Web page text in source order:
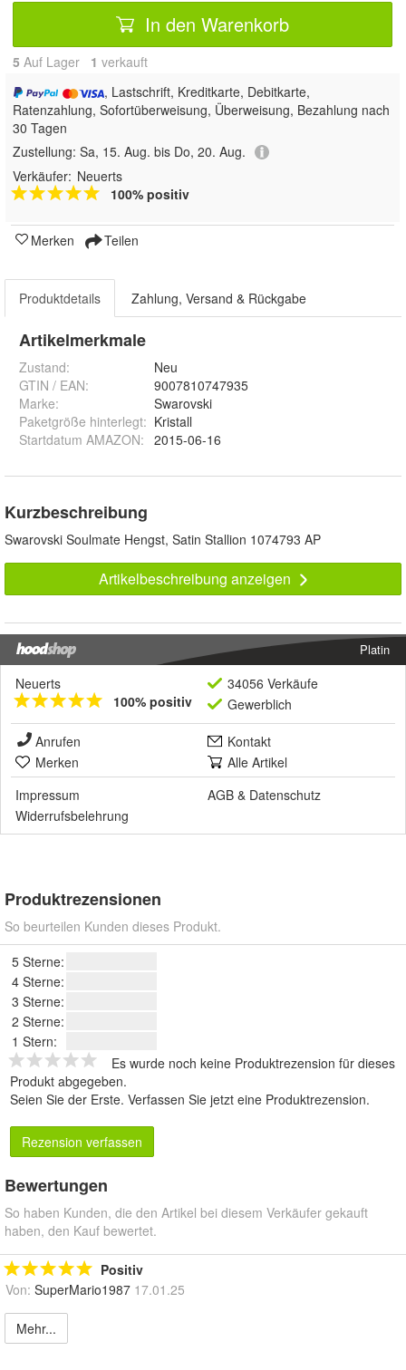
In den Warenkorb
5 Auf Lager 1 verkauft
, Lastschrift, Kreditkarte, Debitkarte,
Ratenzahlung, Sofortüberweisung, Überweisung, Bezahlung nach
30 Tagen
Zustellung: Sa, 15. Aug. bis Do, 20. Aug.
Verkäufer: Neuerts
100% positiv
Merken Teilen
Produktdetails Zahlung, Versand & Rückgabe
Artikelmerkmale
Zustand:
Neu
GTIN / EAN:
9007810747935
Marke:
Swarovski
Paketgröße hinterlegt: Kristall
Startdatum AMAZON: 2015-06-16
Kurzbeschreibung
Swarovski Soulmate Hengst, Satin Stallion 1074793 AP
Artikelbeschreibung anzeigen
Platin
Neuerts
100% positiv
34056 Verkäufe
Gewerblich
Anrufen
Kontakt
Merken
Alle Artikel
Impressum
AGB & Datenschutz
Widerrufsbelehrung
Produktrezensionen
So beurteilen Kunden dieses Produkt.
5 Sterne:
4 Sterne:
3 Sterne:
2 Sterne:
1 Stern:
Es wurde noch keine Produktrezension für dieses
Produkt abgegeben.
Seien Sie der Erste. Verfassen Sie jetzt eine Produktrezension.
Rezension verfassen
Bewertungen
So haben Kunden, die den Artikel bei diesem Verkäufer gekauft
haben, den Kauf bewertet.
Positiv
Von: SuperMario1987 17.01.25
Mehr...